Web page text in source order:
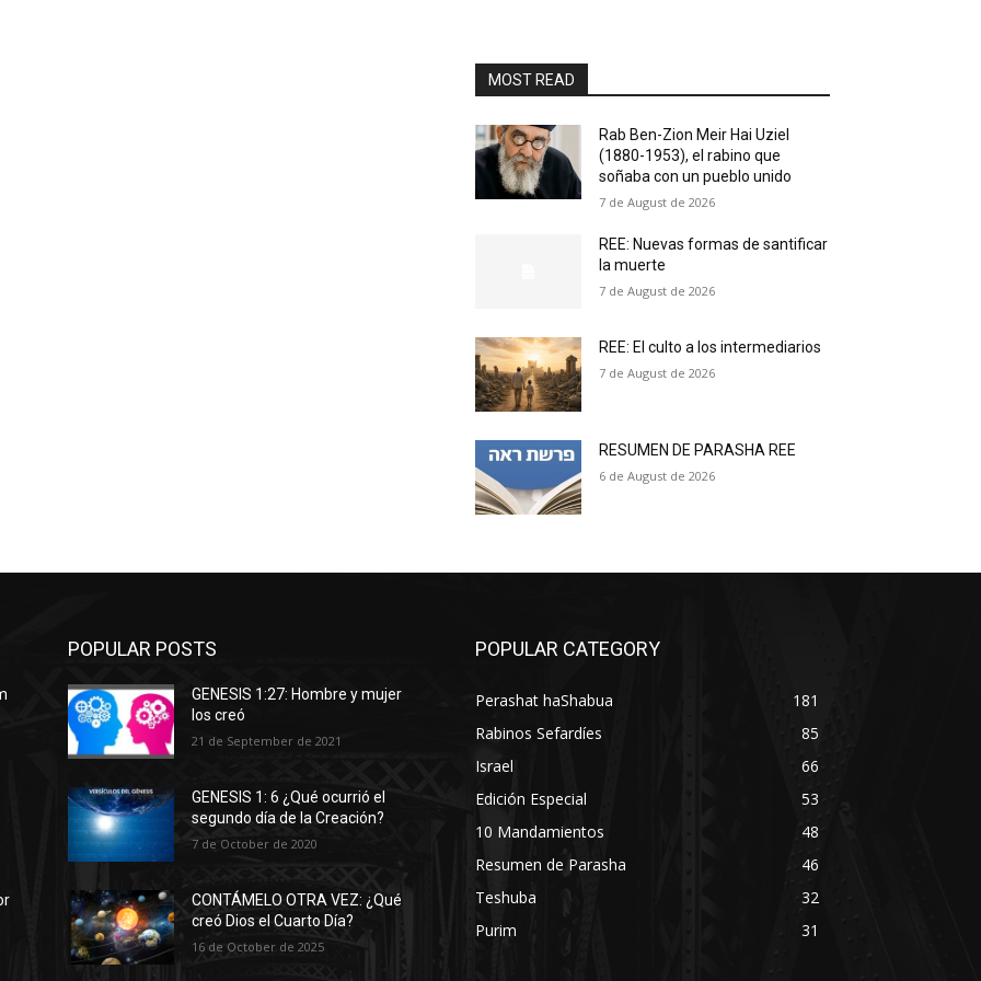
MOST READ
Rab Ben-Zion Meir Hai Uziel
(1880-1953), el rabino que
soñaba con un pueblo unido
7 de August de 2026
REE: Nuevas formas de santificar
la muerte
7 de August de 2026
REE: El culto a los intermediarios
7 de August de 2026
RESUMEN DE PARASHA REE
6 de August de 2026
POPULAR POSTS
GENESIS 1:27: Hombre y mujer
los creó
21 de September de 2021
GENESIS 1: 6 ¿Qué ocurrió el
segundo día de la Creación?
7 de October de 2020
CONTÁMELO OTRA VEZ: ¿Qué
creó Dios el Cuarto Día?
16 de October de 2025
POPULAR CATEGORY
Perashat haShabua
181
Rabinos Sefardíes
85
Israel
66
Edición Especial
53
10 Mandamientos
48
Resumen de Parasha
46
Teshuba
32
Purim
31